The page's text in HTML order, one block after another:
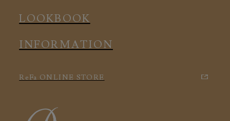
LOOKBOOK
INFORMATION
ReFa ONLINE STORE